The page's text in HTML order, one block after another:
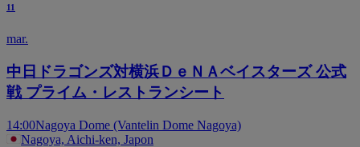
11
mar.
中日ドラゴンズ対横浜ＤｅＮＡベイスターズ 公式
戦 プライム・レストランシート
14:00Nagoya Dome (Vantelin Dome Nagoya)
Nagoya, Aichi-ken, Japon